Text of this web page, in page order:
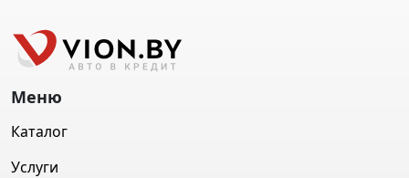
Меню
Каталог
Услуги